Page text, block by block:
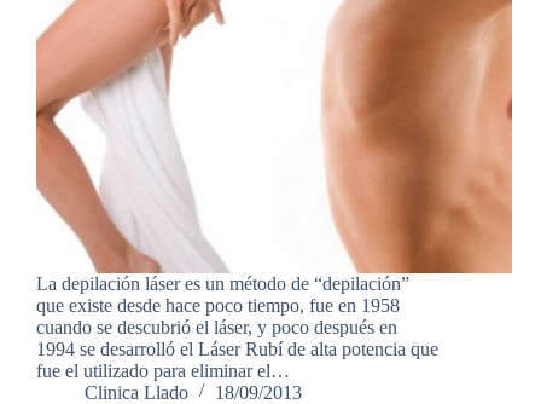
La depilación láser es un método de “depilación”
que existe desde hace poco tiempo, fue en 1958
cuando se descubrió el láser, y poco después en
1994 se desarrolló el Láser Rubí de alta potencia que
fue el utilizado para eliminar el…
Clinica Llado
18/09/2013